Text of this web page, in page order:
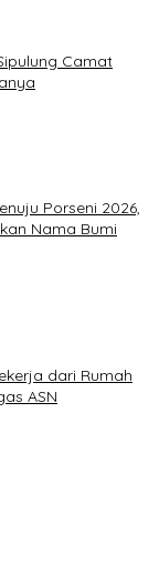
Camat
Porseni 2026,
Nama Bumi
dari Rumah
ASN